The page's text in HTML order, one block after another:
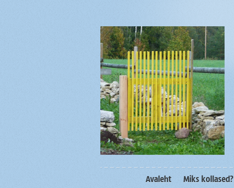
Avaleht Miks kollased?